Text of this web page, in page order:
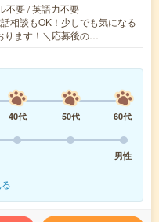
不要 / 英語力不要
相談もOK！少しでも気になる
ります！＼応募後の…
40代 50代
60代
男性